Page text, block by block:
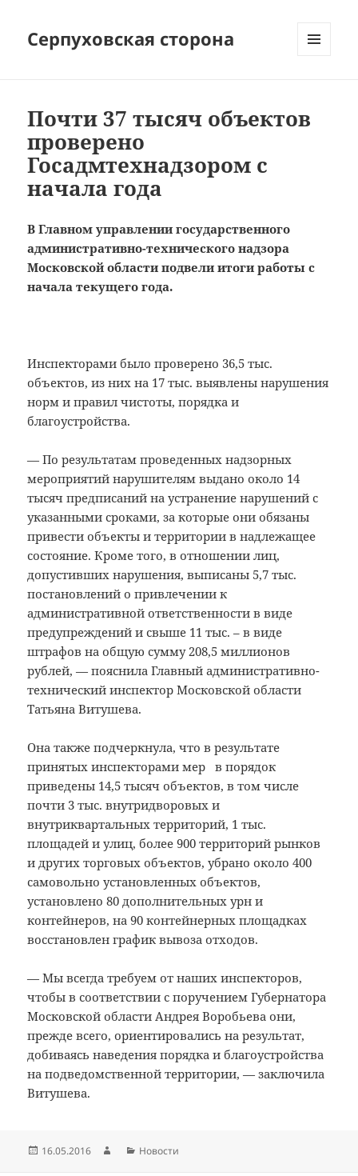
Серпуховская сторона
Почти 37 тысяч объектов
проверено
Госадмтехнадзором с
начала года
В Главном управлении государственного
административно-технического надзора
Московской области подвели итоги работы с
начала текущего года.
Инспекторами было проверено 36,5 тыс.
объектов, из них на 17 тыс. выявлены нарушения
норм и правил чистоты, порядка и
благоустройства.
— По результатам проведенных надзорных
мероприятий нарушителям выдано около 14
тысяч предписаний на устранение нарушений с
указанными сроками, за которые они обязаны
привести объекты и территории в надлежащее
состояние. Кроме того, в отношении лиц,
допустивших нарушения, выписаны 5,7 тыс.
постановлений о привлечении к
административной ответственности в виде
предупреждений и свыше 11 тыс. – в виде
штрафов на общую сумму 208,5 миллионов
рублей, — пояснила Главный административно-
технический инспектор Московской области
Татьяна Витушева.
Она также подчеркнула, что в результате
принятых инспекторами мер в порядок
приведены 14,5 тысяч объектов, в том числе
почти 3 тыс. внутридворовых и
внутриквартальных территорий, 1 тыс.
площадей и улиц, более 900 территорий рынков
и других торговых объектов, убрано около 400
самовольно установленных объектов,
установлено 80 дополнительных урн и
контейнеров, на 90 контейнерных площадках
восстановлен график вывоза отходов.
— Мы всегда требуем от наших инспекторов,
чтобы в соответствии с поручением Губернатора
Московской области Андрея Воробьева они,
прежде всего, ориентировались на результат,
добиваясь наведения порядка и благоустройства
на подведомственной территории, — заключила
Витушева.
Опубликовано
16.05.2016 АвторРубрики
Новости